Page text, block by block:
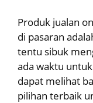
Produk jualan
di pasaran
tentu sibuk
ada waktu
dapat melihat
pilihan terbaik